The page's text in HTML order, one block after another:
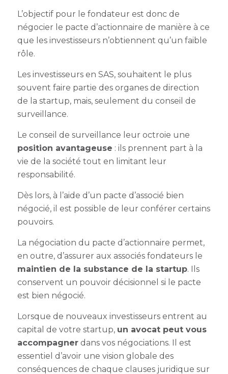
L’objectif pour le fondateur est donc de
négocier le pacte d’actionnaire de manière à ce
que les investisseurs n’obtiennent qu’un faible
rôle.
Les investisseurs en SAS, souhaitent le plus
souvent faire partie des organes de direction
de la startup, mais, seulement du conseil de
surveillance.
Le conseil de surveillance leur octroie une
position avantageuse : ils prennent part à la
vie de la société tout en limitant leur
responsabilité.
Dès lors, à l’aide d’un pacte d’associé bien
négocié, il est possible de leur conférer certains
pouvoirs.
La négociation du pacte d’actionnaire permet,
en outre, d’assurer aux associés fondateurs le
maintien de la substance de la startup. Ils
conservent un pouvoir décisionnel si le pacte
est bien négocié.
Lorsque de nouveaux investisseurs entrent au
capital de votre startup, un avocat peut vous
accompagnerdans vos négociations. Il est
essentiel d’avoir une vision globale des
conséquences de chaque clauses juridique sur